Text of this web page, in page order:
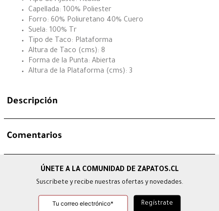
Capellada: 100% Poliester
Forro: 60% Poliuretano 40% Cuero
Suela: 100% Tr
Tipo de Taco: Plataforma
Altura de Taco (cms): 8
Forma de la Punta: Abierta
Altura de la Plataforma (cms): 3
Descripción
Comentarios
Suscríbete y recibe nuestras ofertas y novedades.